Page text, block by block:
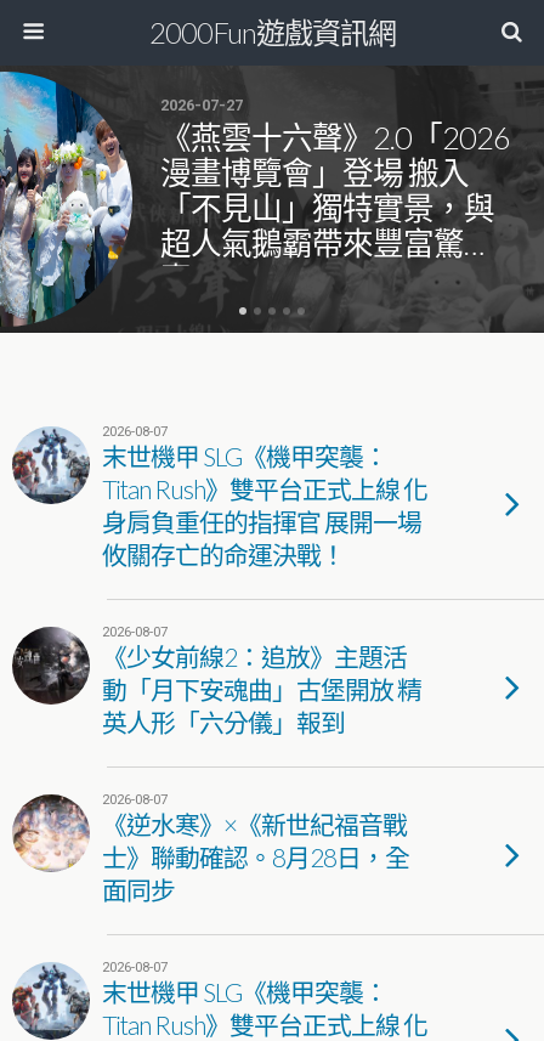
2000Fun遊戲資訊網
2026-07-27
《燕雲十六聲》2.0「2026
漫畫博覽會」登場 搬入
「不見山」獨特實景，與
超人氣鵝霸帶來豐富驚
喜！
2026-08-07
末世機甲 SLG《機甲突襲：
Titan Rush》雙平台正式上線 化
身肩負重任的指揮官 展開一場
攸關存亡的命運決戰！
2026-08-07
《少女前線2：追放》主題活
動「月下安魂曲」古堡開放 精
英人形「六分儀」報到
2026-08-07
《逆水寒》×《新世紀福音戰
士》聯動確認。8月28日，全
面同步
2026-08-07
末世機甲 SLG《機甲突襲：
Titan Rush》雙平台正式上線 化